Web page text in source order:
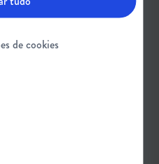
de cookies
não remunerado, e houve
– tanto do direito de
A finalidade é exclusivamente
da AME no Brasil. Reforçamos
jornada, e que o cuidado deve ser
adequados.